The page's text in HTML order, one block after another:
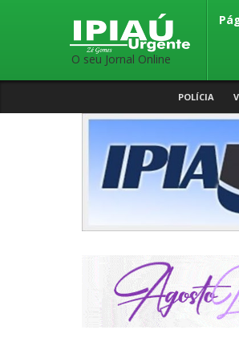
O seu Jornal Online
POLÍCIA